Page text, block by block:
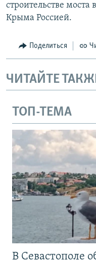
строительстве моста
Крыма Россией.
Поделиться
ЧИТАЙТЕ
ТОП-ТЕМА
В Севастополе